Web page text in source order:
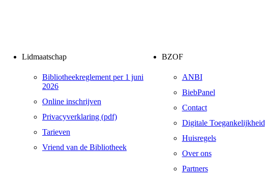
Lidmaatschap
Bibliotheekreglement per 1 juni
2026
Online inschrijven
Privacyverklaring (pdf)
Tarieven
Vriend van de Bibliotheek
BZOF
ANBI
BiebPanel
Contact
Digitale Toegankelijkheid
Huisregels
Over ons
Partners